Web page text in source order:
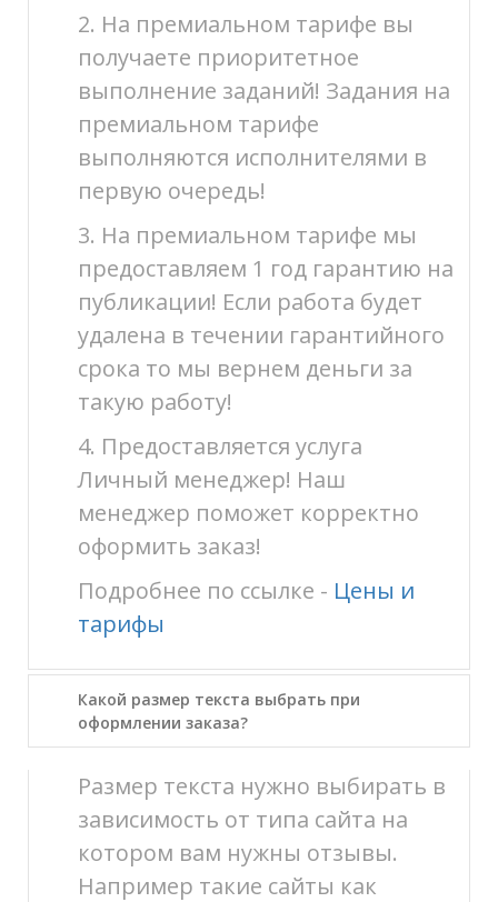
2. На премиальном тарифе вы
получаете приоритетное
выполнение заданий! Задания на
премиальном тарифе
выполняются исполнителями в
первую очередь!
3. На премиальном тарифе мы
предоставляем 1 год гарантию на
публикации! Если работа будет
удалена в течении гарантийного
срока то мы вернем деньги за
такую работу!
4. Предоставляется услуга
Личный менеджер! Наш
менеджер поможет корректно
оформить заказ!
Подробнее по ссылке - Цены и
тарифы
Какой размер текста выбрать при
оформлении заказа?
Размер текста нужно выбирать в
зависимость от типа сайта на
котором вам нужны отзывы.
Например такие сайты как